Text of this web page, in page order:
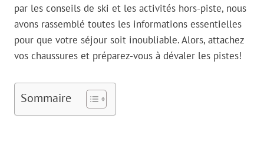
par les conseils de ski et les activités hors-piste, nous
avons rassemblé toutes les informations essentielles
pour que votre séjour soit inoubliable. Alors, attachez
vos chaussures et préparez-vous à dévaler les pistes!
Sommaire